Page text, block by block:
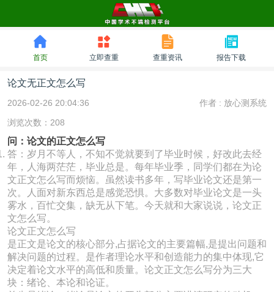
首页 立即查重 查重资讯 报告下载
论文无正文怎么写
2026-02-26 20:04:36 作者 : 放心测系统
浏览次数：208
问：论文的正文怎么写
答：岁月不等人，不知不觉就要到了毕业时候，好改此去经
年，人海两茫茫，毕业总是。每年毕业季，同学们都在为论
文正文怎么写而烦恼。虽然读书多年，写毕业论文还是第一
次。人面对新东西总是感觉恐惧。大多数对毕业论文是一头
雾水，百忙交集，缺无从下笔。今天就和大家说说，论文正
文怎么写。
论文正文怎么写
是正文是论文的核心部分,占据论文的主要篇幅,是提出问题和
解决问题的过程。是作者理论水平和创造能力的集中体现,它
决定着论文水平的高低和质量。论文正文怎么写分为三大
块：绪论、本论和论证。